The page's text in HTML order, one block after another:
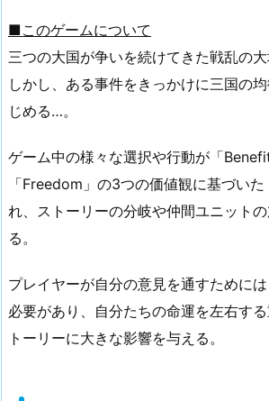
■このゲームについて
三つの大国が争いを続けてきた戦乱の大
しかし、ある事件をきっかけに三国の
じめる…。
ゲーム中の様々な選択や行動が「
「Freedom」の3つの価値観に基づい
れ、ストーリーの分岐や仲間ユニット
る。
プレイヤーが自分の意見を通すために
必要があり、自分たちの命運を左右す
トーリーに大きな影響を与える。